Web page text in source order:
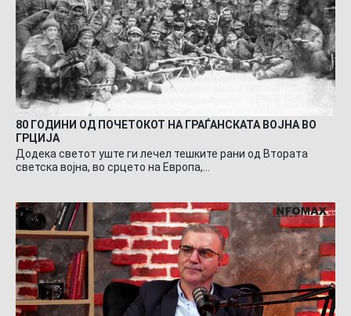
80 ГОДИНИ ОД ПОЧЕТОКОТ НА ГРАЃАНСКАТА ВОЈНА ВО
ГРЦИЈА
Додека светот уште ги лечел тешките рани од Втората
светска војна, во срцето на Европа,…